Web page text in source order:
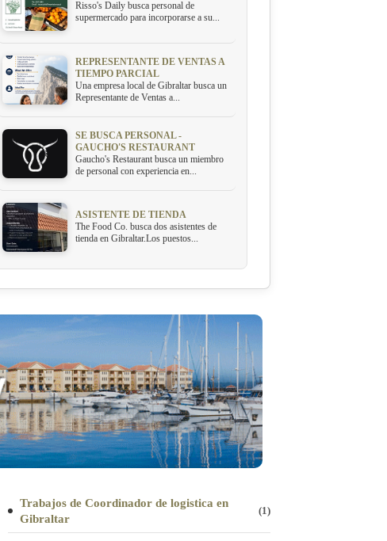
Risso's Daily busca personal de
supermercado para incorporarse a su...
REPRESENTANTE DE VENTAS A
TIEMPO PARCIAL
Una empresa local de Gibraltar busca un
Representante de Ventas a...
SE BUSCA PERSONAL -
GAUCHO'S RESTAURANT
Gaucho's Restaurant busca un miembro
de personal con experiencia en...
ASISTENTE DE TIENDA
The Food Co. busca dos asistentes de
tienda en Gibraltar.Los puestos...
Trabajos de Coordinador de logistica en
Gibraltar
(1)